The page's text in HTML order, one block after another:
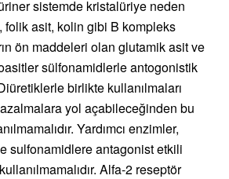
sistemde kristalüriye neden
asit, kolin gibi B kompleks
ön maddeleri olan glutamik asit ve
sülfonamidlerle antogonistik
birlikte kullanılmaları
azalmalara yol açabileceğinden bu
Yardımcı enzimler,
sulfonamidlere antagonist etkili
Alfa-2 reseptör